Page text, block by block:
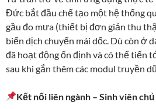
Đức bắt đầu chế tạo một hệ thống
gầu đo mưa (thiết bị đơn giản thu
biến dịch chuyển mái dốc. Dù còn ở
đã hoạt động ổn định và có thể tiến
sau khi gắn thêm các modul truyền
Kết nối liên ngành – Sinh viên